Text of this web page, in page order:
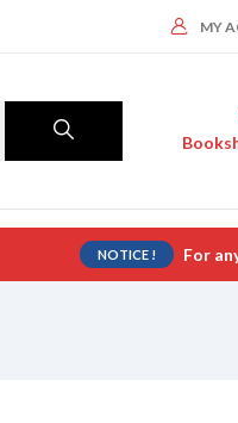
MY
NOTICE ! For